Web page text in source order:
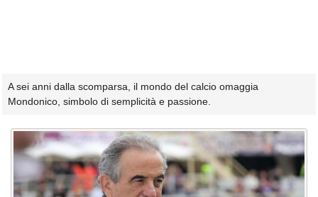
A sei anni dalla scomparsa, il mondo del calcio omaggia
Mondonico, simbolo di semplicità e passione.